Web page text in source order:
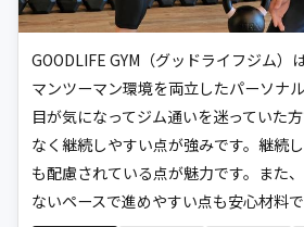
GOODLIFE GYM（グッドライフジム）
マンツーマン環境を両立したパーソナ
目が気になってジム通いを迷っていた
なく継続しやすい点が強みです。継続
も配慮されている点が魅力です。また
ないペースで進めやすい点も安心材料で